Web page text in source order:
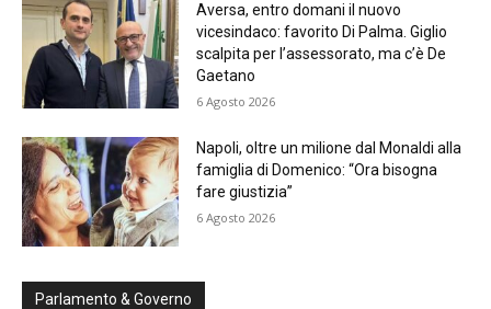
Aversa, entro domani il nuovo
vicesindaco: favorito Di Palma. Giglio
scalpita per l’assessorato, ma c’è De
Gaetano
6 Agosto 2026
Napoli, oltre un milione dal Monaldi alla
famiglia di Domenico: “Ora bisogna
fare giustizia”
6 Agosto 2026
Parlamento & Governo